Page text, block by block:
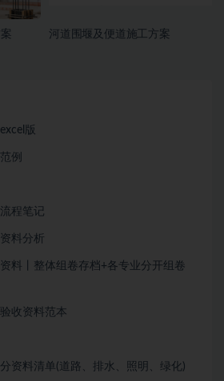
河道围堰及便道施工方案
版
例
程笔记
料分析
料丨整体组卷存档+各专业分开组卷
收资料范本
资料清单(道路、排水、照明、绿化)